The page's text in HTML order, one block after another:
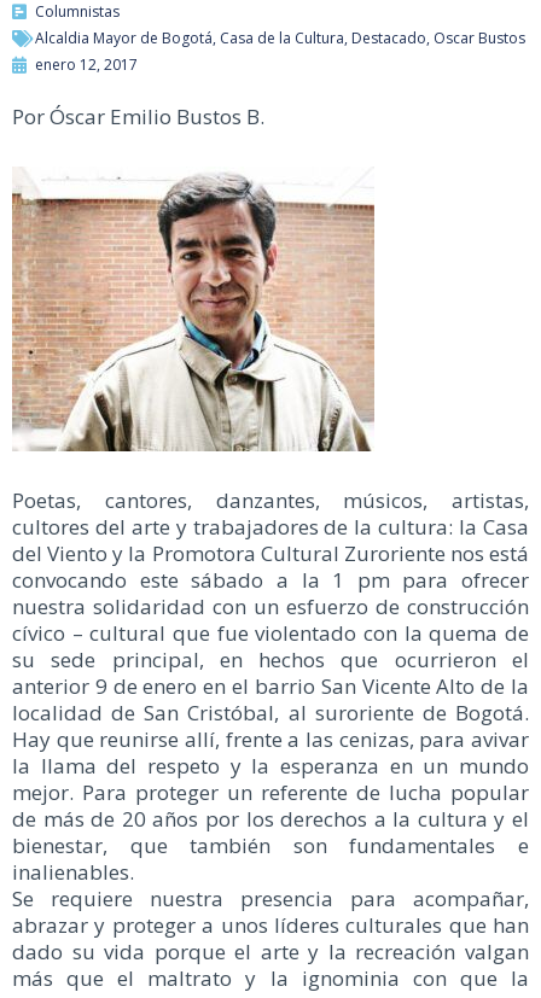
Columnistas
Alcaldia Mayor de Bogotá, Casa de la Cultura, Destacado, Oscar Bustos
enero 12, 2017
Por Óscar Emilio Bustos B.
Poetas, cantores, danzantes, músicos, artistas,
cultores del arte y trabajadores de la cultura: la Casa
del Viento y la Promotora Cultural Zuroriente nos está
convocando este sábado a la 1 pm para ofrecer
nuestra solidaridad con un esfuerzo de construcción
cívico – cultural que fue violentado con la quema de
su sede principal, en hechos que ocurrieron el
anterior 9 de enero en el barrio San Vicente Alto de la
localidad de San Cristóbal, al suroriente de Bogotá.
Hay que reunirse allí, frente a las cenizas, para avivar
la llama del respeto y la esperanza en un mundo
mejor. Para proteger un referente de lucha popular
de más de 20 años por los derechos a la cultura y el
bienestar, que también son fundamentales e
inalienables.
Se requiere nuestra presencia para acompañar,
abrazar y proteger a unos líderes culturales que han
dado su vida porque el arte y la recreación valgan
más que el maltrato y la ignominia con que la